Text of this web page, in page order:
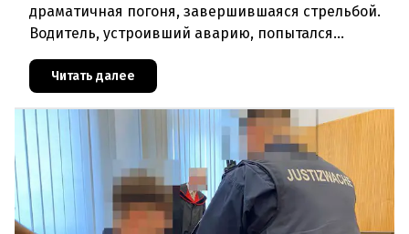
драматичная погоня, завершившаяся стрельбой.
Водитель, устроивший аварию, попытался
скрыться от полиции, спровоцировав несколько
новых столкновений.Что слу
Читать далее